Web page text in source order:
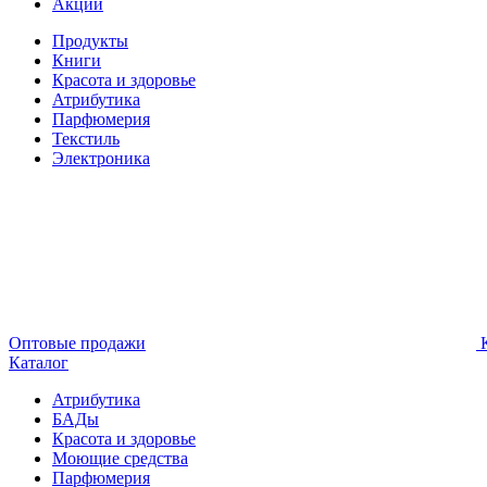
Акции
Продукты
Книги
Красота и здоровье
Атрибутика
Парфюмерия
Текстиль
Электроника
Оптовые продажи
Каталог
Атрибутика
БАДы
Красота и здоровье
Моющие средства
Парфюмерия